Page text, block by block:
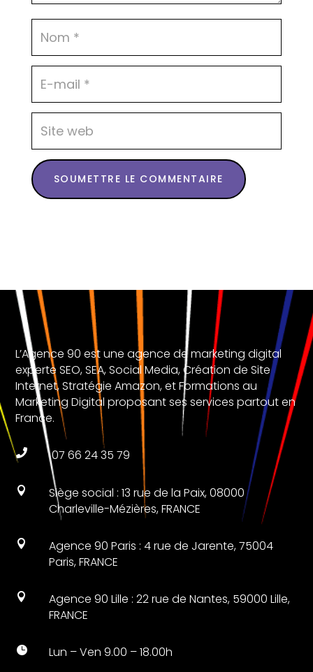
SOUMETTRE LE COMMENTAIRE
L’Agence 90 est une agence de marketing digital
experte SEO, SEA, Social Media, Création de Site
Internet, Stratégie Amazon, et Formations au
Marketing Digital proposant ses services partout en
France.
 07 66 24 35 79

Siège social : 13 rue de la Paix, 08000
Charleville-Mézières, FRANCE

Agence 90 Paris : 4 rue de Jarente, 75004
Paris, FRANCE

Agence 90 Lille : 22 rue de Nantes, 59000 Lille,
FRANCE
 Lun – Ven 9.00 – 18.00h